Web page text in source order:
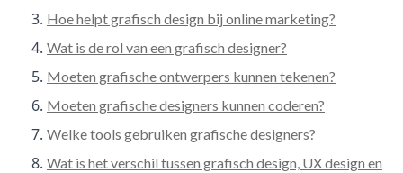
Hoe helpt grafisch design bij online marketing?
Wat is de rol van een grafisch designer?
Moeten grafische ontwerpers kunnen tekenen?
Moeten grafische designers kunnen coderen?
Welke tools gebruiken grafische designers?
Wat is het verschil tussen grafisch design, UX design en